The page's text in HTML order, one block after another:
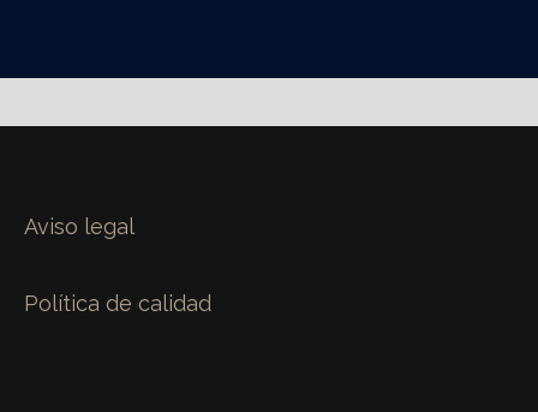
Aviso legal
Política de calidad